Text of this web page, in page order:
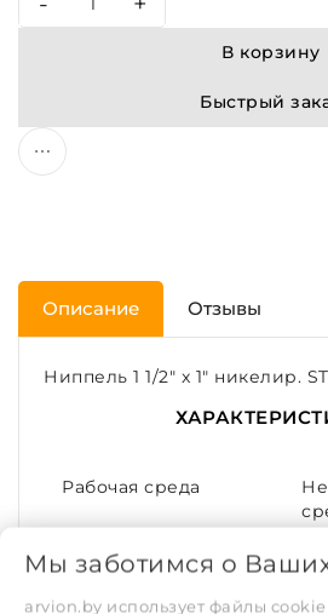
В корзину
Быстрый
Описание Отзывы
Ниппель 1 1/2" x 1" никелир.
Рабочая среда
Покрытие
Мы заботимся о
arvion.by использует файлы